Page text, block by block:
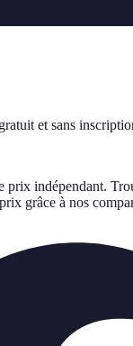
et sans
prix indépendant.
grâce à nos